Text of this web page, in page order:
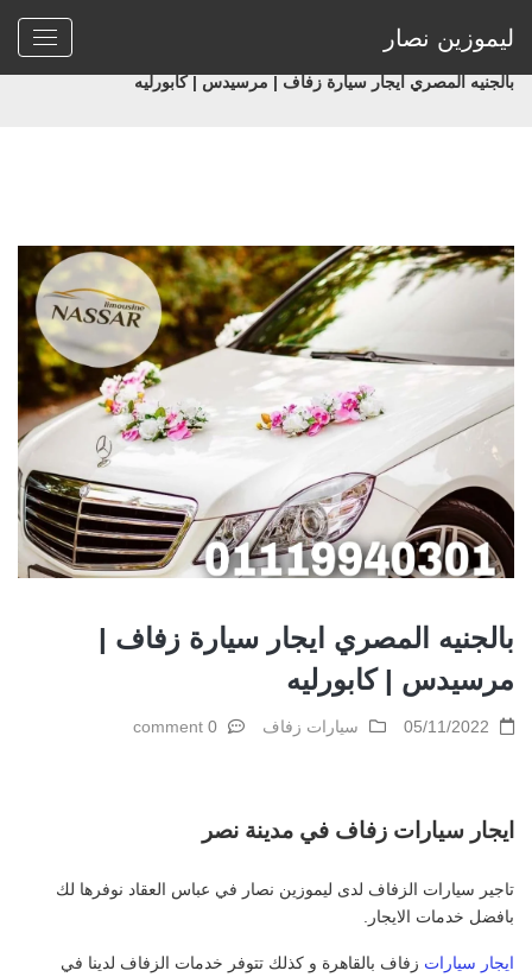
ليموزين نصار
Home
> سيارات زفاف
بالجنيه المصري ايجار سيارة زفاف | مرسيدس | كابورليه
بالجنيه المصري ايجار سيارة زفاف |
مرسيدس | كابورليه
05/11/2022 سيارات زفاف 0 comment
ايجار سيارات زفاف في مدينة نصر
تاجير سيارات الزفاف لدى ليموزين نصار في عباس العقاد نوفرها لك
بافضل خدمات الايجار.
ايجار سيارات زفاف بالقاهرة و كذلك تتوفر خدمات الزفاف لدينا في